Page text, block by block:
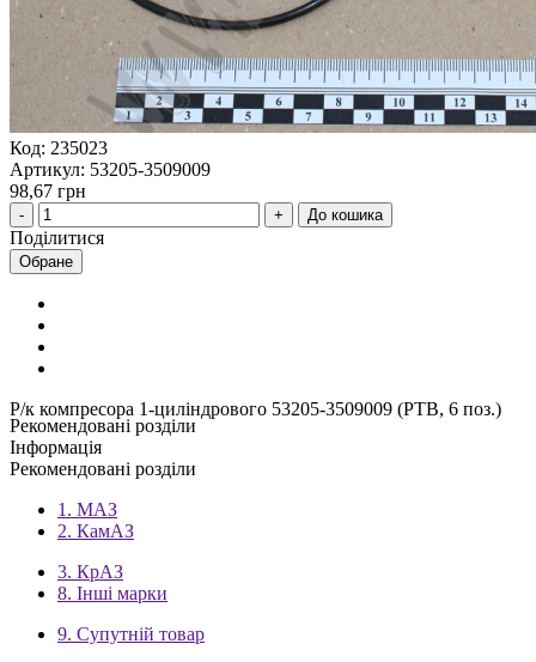
Код: 235023
Артикул: 53205-3509009
98,67 грн
До кошика
Поділитися
Обране
Р/к компресора 1-циліндрового 53205-3509009 (РТВ, 6 поз.)
Рекомендовані розділи
Інформація
Рекомендовані розділи
1. МАЗ
2. КамАЗ
3. КрАЗ
8. Інші марки
9. Супутній товар